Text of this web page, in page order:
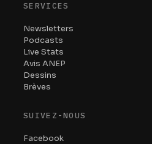
SERVICES
Newsletters
Podcasts
Live Stats
Avis ANEP
Dessins
Brèves
SUIVEZ-NOUS
Facebook